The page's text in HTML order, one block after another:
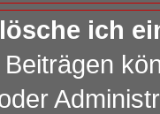
ich